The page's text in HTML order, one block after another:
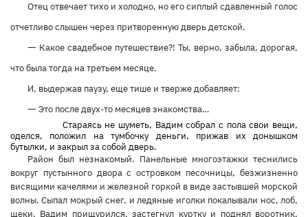
Отец отвечает тихо и холодно, но его сиплый сдавленный голос
отчетливо слышен через притворенную дверь детской.
— Какое свадебное путешествие?! Ты, верно, забыла, дорогая,
что была тогда на третьем месяце.
И, выдержав паузу, еще тише и тверже добавляет:
— Это после двух-то месяцев знакомства…
Стараясь не шуметь, Вадим собрал с пола свои вещи,
оделся, положил на тумбочку деньги, прижав их донышком
бутылки, и закрыл за собой дверь.
Район был незнакомый. Панельные многоэтажки теснились
вокруг пустынного двора с островком песочницы, безжизненно
висящими качелями и железной горкой в виде застывшей морской
волны. Сыпал мокрый снег, и ледяные иголки покалывали нос, лоб,
щеки. Вадим прищурился, застегнул куртку и поднял воротник,